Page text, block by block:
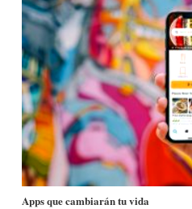
Apps que cambiarán tu vida